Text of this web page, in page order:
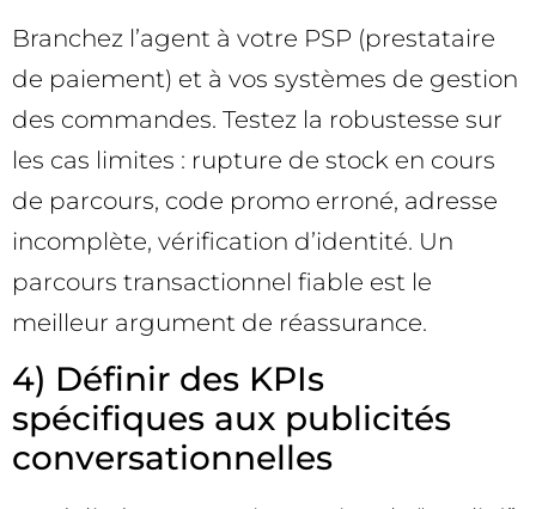
Branchez l’agent à votre PSP (prestataire
de paiement) et à vos systèmes de gestion
des commandes. Testez la robustesse sur
les cas limites : rupture de stock en cours
de parcours, code promo erroné, adresse
incomplète, vérification d’identité. Un
parcours transactionnel fiable est le
meilleur argument de réassurance.
4) Définir des KPIs
spécifiques aux publicités
conversationnelles